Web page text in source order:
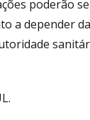
poderão
a depender